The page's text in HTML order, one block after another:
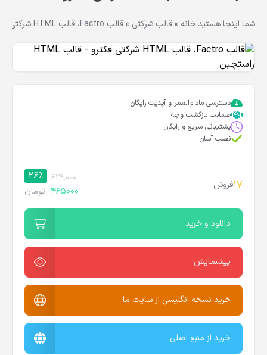
شما اینجا هستید:خانه »قالب شرکتی »قالب Factro، قالب HTML شرکتی فکترو
دسترسی مادام‌العمر و آپدیت رایگان
ضمانت بازگشت وجه
پشتیبانی سریع و رایگان
نصب آسان
17فروش
629,000
26%
465000 تومان
دانلود و خرید
پیشنمایش
خرید نسخه انگلیسی از سایت ما
خرید از منبع اصلی